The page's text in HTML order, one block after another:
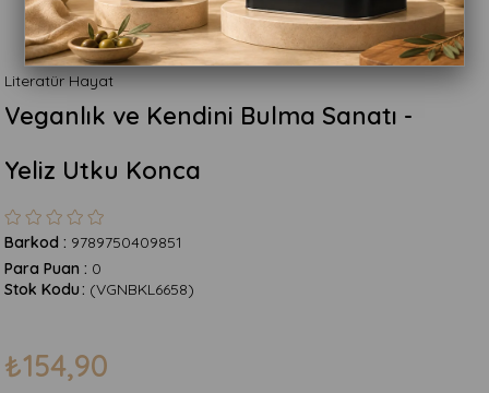
Literatür Hayat
Veganlık ve Kendini Bulma Sanatı -
Yeliz Utku Konca
Barkod : 9789750409851
Para Puan : 0
(VGNBKL6658)
Stok Kodu
₺154,90